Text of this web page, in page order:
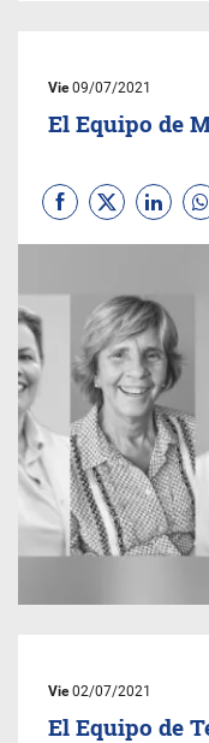
Vie09/07/2021
El Equipo de
Vie02/07/2021
El Equipo de